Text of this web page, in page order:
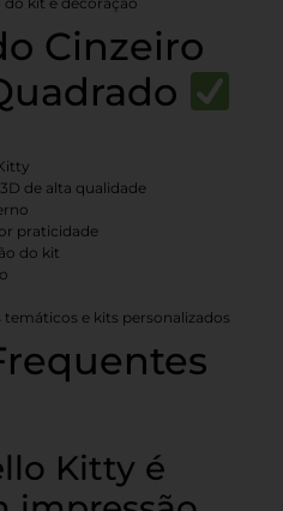
Cinzeiro
de alta qualidade
praticidade
do kit
e kits personalizados
Kitty é